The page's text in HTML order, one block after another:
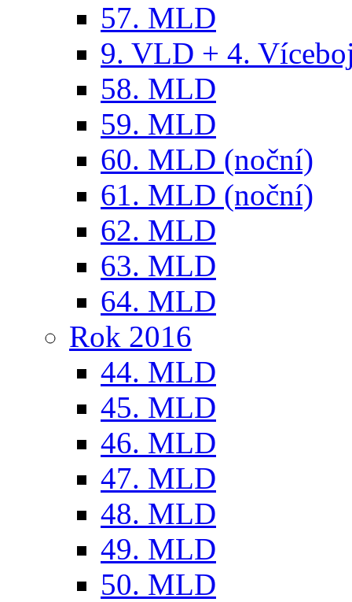
57. MLD
9. VLD + 4.
58. MLD
59. MLD
60. MLD (noční)
61. MLD (noční)
62. MLD
63. MLD
64. MLD
Rok 2016
44. MLD
45. MLD
46. MLD
47. MLD
48. MLD
49. MLD
50. MLD